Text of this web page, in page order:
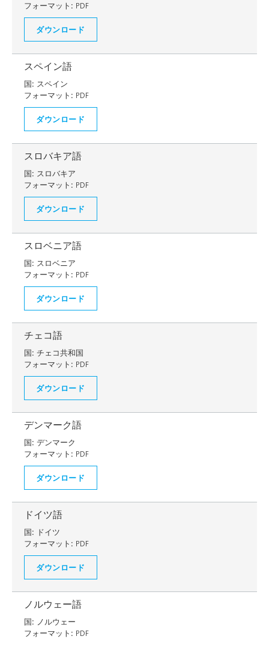
フォーマット: PDF
ダウンロード
スペイン語
国: スペイン
フォーマット: PDF
ダウンロード
スロバキア語
国: スロバキア
フォーマット: PDF
ダウンロード
スロベニア語
国: スロベニア
フォーマット: PDF
ダウンロード
チェコ語
国: チェコ共和国
フォーマット: PDF
ダウンロード
デンマーク語
国: デンマーク
フォーマット: PDF
ダウンロード
ドイツ語
国: ドイツ
フォーマット: PDF
ダウンロード
ノルウェー語
国: ノルウェー
フォーマット: PDF